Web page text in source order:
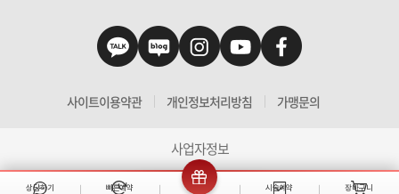
사이트이용약관 개인정보처리방침 가맹문의
사업자정보
상담하기 빠른예약 이벤트 시술예약 장바구니